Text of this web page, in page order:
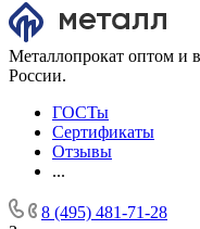
Металлопрокат оптом и
России.
ГОСТы
Сертификаты
Отзывы
...
8 (495) 481-71-28